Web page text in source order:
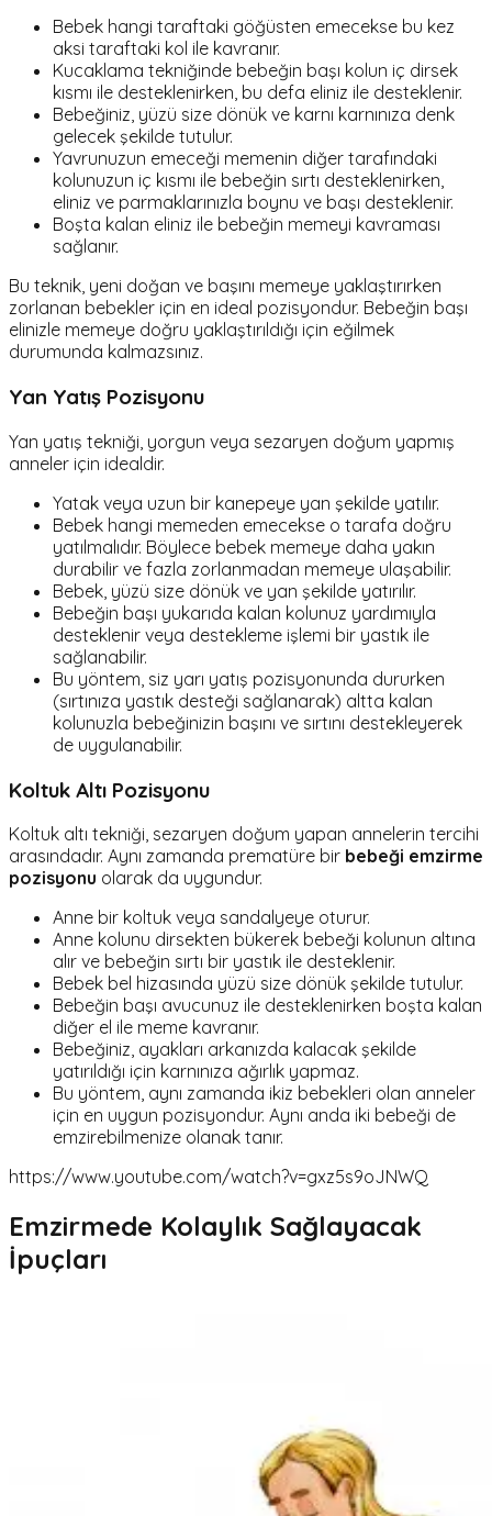
Bebek hangi taraftaki göğüsten emecekse bu kez
aksi taraftaki kol ile kavranır.
Kucaklama tekniğinde bebeğin başı kolun iç dirsek
kısmı ile desteklenirken, bu defa eliniz ile desteklenir.
Bebeğiniz, yüzü size dönük ve karnı karnınıza denk
gelecek şekilde tutulur.
Yavrunuzun emeceği memenin diğer tarafındaki
kolunuzun iç kısmı ile bebeğin sırtı desteklenirken,
eliniz ve parmaklarınızla boynu ve başı desteklenir.
Boşta kalan eliniz ile bebeğin memeyi kavraması
sağlanır.
Bu teknik, yeni doğan ve başını memeye yaklaştırırken
zorlanan bebekler için en ideal pozisyondur. Bebeğin başı
elinizle memeye doğru yaklaştırıldığı için eğilmek
durumunda kalmazsınız.
Yan Yatış Pozisyonu
Yan yatış tekniği, yorgun veya sezaryen doğum yapmış
anneler için idealdir.
Yatak veya uzun bir kanepeye yan şekilde yatılır.
Bebek hangi memeden emecekse o tarafa doğru
yatılmalıdır. Böylece bebek memeye daha yakın
durabilir ve fazla zorlanmadan memeye ulaşabilir.
Bebek, yüzü size dönük ve yan şekilde yatırılır.
Bebeğin başı yukarıda kalan kolunuz yardımıyla
desteklenir veya destekleme işlemi bir yastık ile
sağlanabilir.
Bu yöntem, siz yarı yatış pozisyonunda dururken
(sırtınıza yastık desteği sağlanarak) altta kalan
kolunuzla bebeğinizin başını ve sırtını destekleyerek
de uygulanabilir.
Koltuk Altı Pozisyonu
Koltuk altı tekniği, sezaryen doğum yapan annelerin tercihi
arasındadır. Aynı zamanda prematüre bir bebeği emzirme
pozisyonu olarak da uygundur.
Anne bir koltuk veya sandalyeye oturur.
Anne kolunu dirsekten bükerek bebeği kolunun altına
alır ve bebeğin sırtı bir yastık ile desteklenir.
Bebek bel hizasında yüzü size dönük şekilde tutulur.
Bebeğin başı avucunuz ile desteklenirken boşta kalan
diğer el ile meme kavranır.
Bebeğiniz, ayakları arkanızda kalacak şekilde
yatırıldığı için karnınıza ağırlık yapmaz.
Bu yöntem, aynı zamanda ikiz bebekleri olan anneler
için en uygun pozisyondur. Aynı anda iki bebeği de
emzirebilmenize olanak tanır.
https://www.youtube.com/watch?v=gxz5s9oJNWQ
Emzirmede Kolaylık Sağlayacak
İpuçları